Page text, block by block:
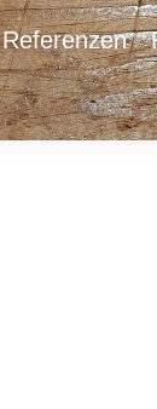
Referenzen